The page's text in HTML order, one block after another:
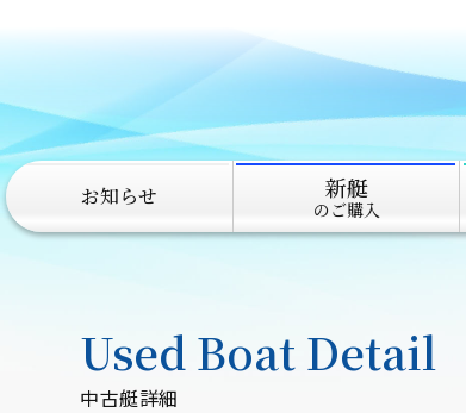
お知らせ 新艇
のご購入
中古艇詳細
Used Boat Detail